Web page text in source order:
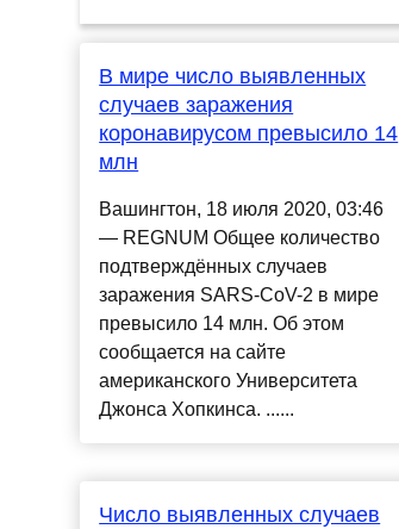
В мире число выявленных
случаев заражения
коронавирусом превысило 14
млн
Вашингтон, 18 июля 2020, 03:46
— REGNUM Общее количество
подтверждённых случаев
заражения SARS-CoV-2 в мире
превысило 14 млн. Об этом
сообщается на сайте
американского Университета
Джонса Хопкинса. ......
Число выявленных случаев